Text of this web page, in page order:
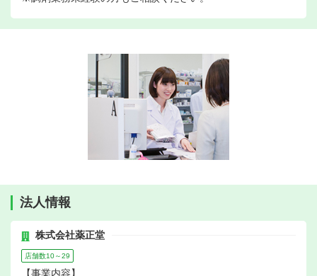
法人情報
株式会社薬正堂
店舗数10～29
【事業内容】